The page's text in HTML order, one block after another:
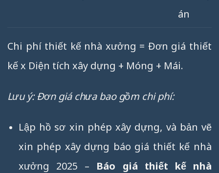
án
Chi phí thiết kế nhà xưởng = Đơn giá thiết
kế x Diện tích xây dựng + Móng + Mái.
Lưu ý: Đơn giá chưa bao gồm chi phí:
Lập hồ sơ xin phép xây dựng, và bản vẽ
xin phép xây dựng báo giá thiết kế nhà
xưởng 2025 – Báo giá thiết kế nhà